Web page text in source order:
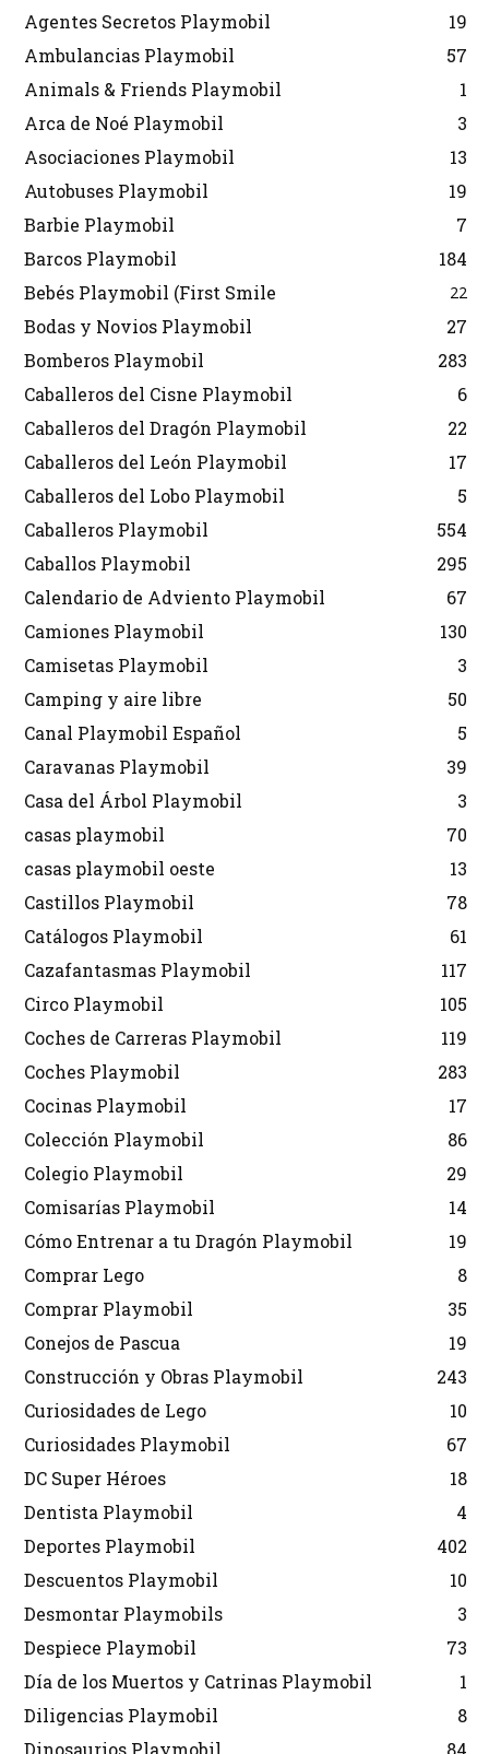
Agentes Secretos Playmobil
19
Ambulancias Playmobil
57
Animals & Friends Playmobil
1
Arca de Noé Playmobil
3
Asociaciones Playmobil
13
Autobuses Playmobil
19
Barbie Playmobil
7
Barcos Playmobil
184
Bebés Playmobil (First Smile
22
Bodas y Novios Playmobil
27
Bomberos Playmobil
283
Caballeros del Cisne Playmobil
6
Caballeros del Dragón Playmobil
22
Caballeros del León Playmobil
17
Caballeros del Lobo Playmobil
5
Caballeros Playmobil
554
Caballos Playmobil
295
Calendario de Adviento Playmobil
67
Camiones Playmobil
130
Camisetas Playmobil
3
Camping y aire libre
50
Canal Playmobil Español
5
Caravanas Playmobil
39
Casa del Árbol Playmobil
3
casas playmobil
70
casas playmobil oeste
13
Castillos Playmobil
78
Catálogos Playmobil
61
Cazafantasmas Playmobil
117
Circo Playmobil
105
Coches de Carreras Playmobil
119
Coches Playmobil
283
Cocinas Playmobil
17
Colección Playmobil
86
Colegio Playmobil
29
Comisarías Playmobil
14
Cómo Entrenar a tu Dragón Playmobil
19
Comprar Lego
8
Comprar Playmobil
35
Conejos de Pascua
19
Construcción y Obras Playmobil
243
Curiosidades de Lego
10
Curiosidades Playmobil
67
DC Super Héroes
18
Dentista Playmobil
4
Deportes Playmobil
402
Descuentos Playmobil
10
Desmontar Playmobils
3
Despiece Playmobil
73
Día de los Muertos y Catrinas Playmobil
1
Diligencias Playmobil
8
Dinosaurios Playmobil
84